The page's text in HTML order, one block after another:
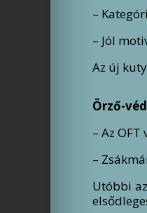
–
– Jól
Az új
Örző-
– Az
–
Utóbbi